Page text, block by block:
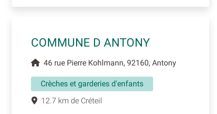
COMMUNE D ANTONY
46 rue Pierre Kohlmann, 92160, Antony
Crèches et garderies d'enfants
12.7 km de Créteil